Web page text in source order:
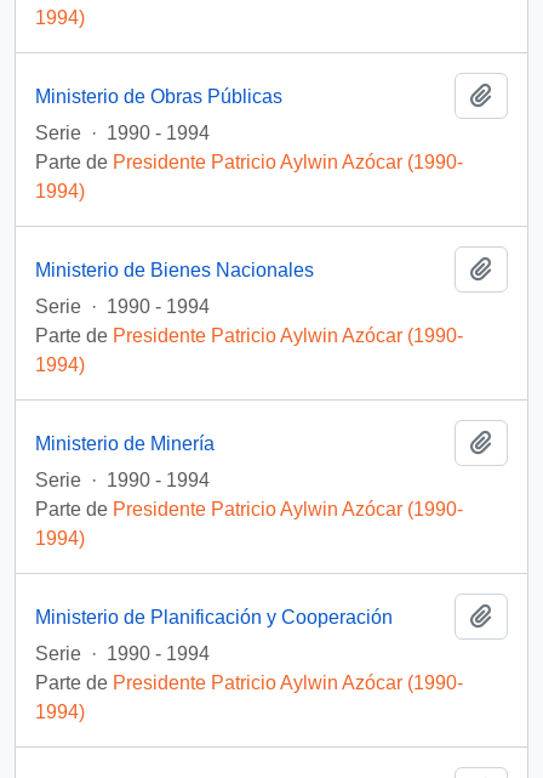
1994)
Ministerio de Obras Públicas
Serie · 1990 - 1994
Parte de Presidente Patricio Aylwin Azócar (1990-
1994)
Ministerio de Bienes Nacionales
Serie · 1990 - 1994
Parte de Presidente Patricio Aylwin Azócar (1990-
1994)
Ministerio de Minería
Serie · 1990 - 1994
Parte de Presidente Patricio Aylwin Azócar (1990-
1994)
Ministerio de Planificación y Cooperación
Serie · 1990 - 1994
Parte de Presidente Patricio Aylwin Azócar (1990-
1994)